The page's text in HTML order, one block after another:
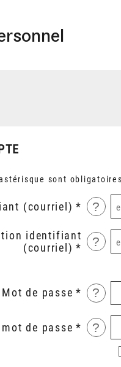
sont
(courriel) ?
identifiant
(courriel)
?
Mot de passe ?
de passe ?